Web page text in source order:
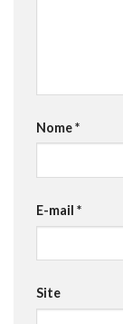
Nome*
E-mail *
Site